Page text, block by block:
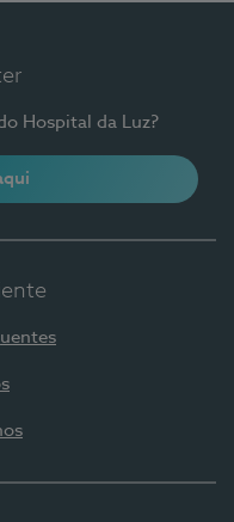
Hospital da Luz?